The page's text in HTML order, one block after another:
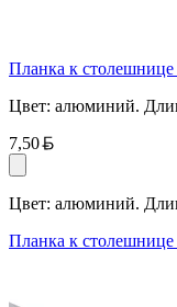
Планка к
Цвет: алюминий.
7,50
Цвет: алюминий.
Планка к